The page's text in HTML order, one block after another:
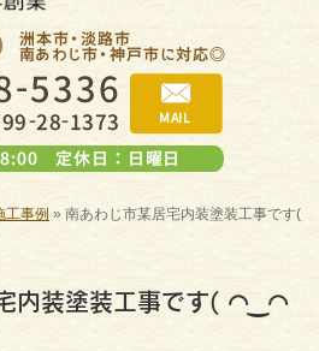
工事例 » 南あわじ市某居宅内装塗装工事です(
内装塗装工事です( ◠‿◠